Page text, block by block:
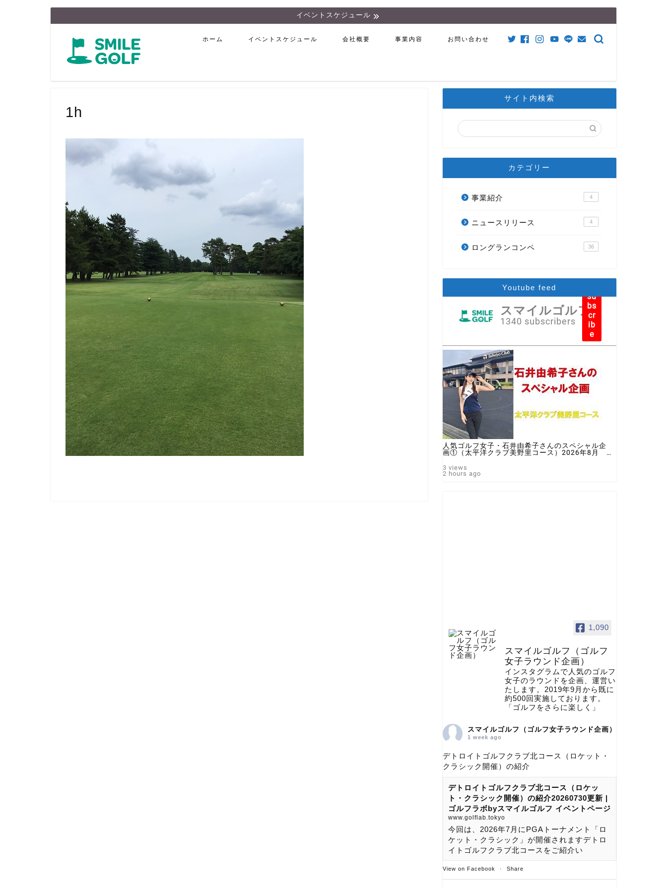
イベントスケジュール
ホーム イベントスケジュール 会社概要 事業内容 お問い合わせ
1h
サイト内検索
カテゴリー
事業紹介 4
ニュースリリース 4
ロングランコンペ 36
Youtube feed
スマイルゴルフ
1340 subscribers
su
bs
cr
ib
e
人気ゴルフ女子・石井由希子さんのスペシャル企
画①（太平洋クラブ美野里コース）2026年8月 ♯
画 ♯スマイルゴルフ
3 views
2 hours ago
1,090
スマイルゴルフ（ゴルフ
女子ラウンド企画）
インスタグラムで人気のゴルフ
女子のラウンドを企画、運営い
たします。2019年9月から既に
約500回実施しております。
「ゴルフをさらに楽しく」
スマイルゴルフ（ゴルフ女子ラウンド企画）
1 week ago
デトロイトゴルフクラブ北コース（ロケット・
クラシック開催）の紹介
デトロイトゴルフクラブ北コース（ロケッ
ト・クラシック開催）の紹介20260730更新 |
ゴルフラボbyスマイルゴルフ イベントページ
www.golflab.tokyo
今回は、2026年7月にPGAトーナメント「ロ
ケット・クラシック」が開催されますデトロ
イトゴルフクラブ北コースをご紹介い
View on Facebook · Share